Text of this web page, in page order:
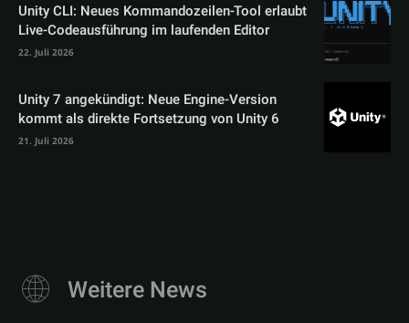
Unity CLI: Neues Kommandozeilen-Tool erlaubt
Live-Codeausführung im laufenden Editor
22. Juli 2026
Unity 7 angekündigt: Neue Engine-Version
kommt als direkte Fortsetzung von Unity 6
21. Juli 2026
Weitere News